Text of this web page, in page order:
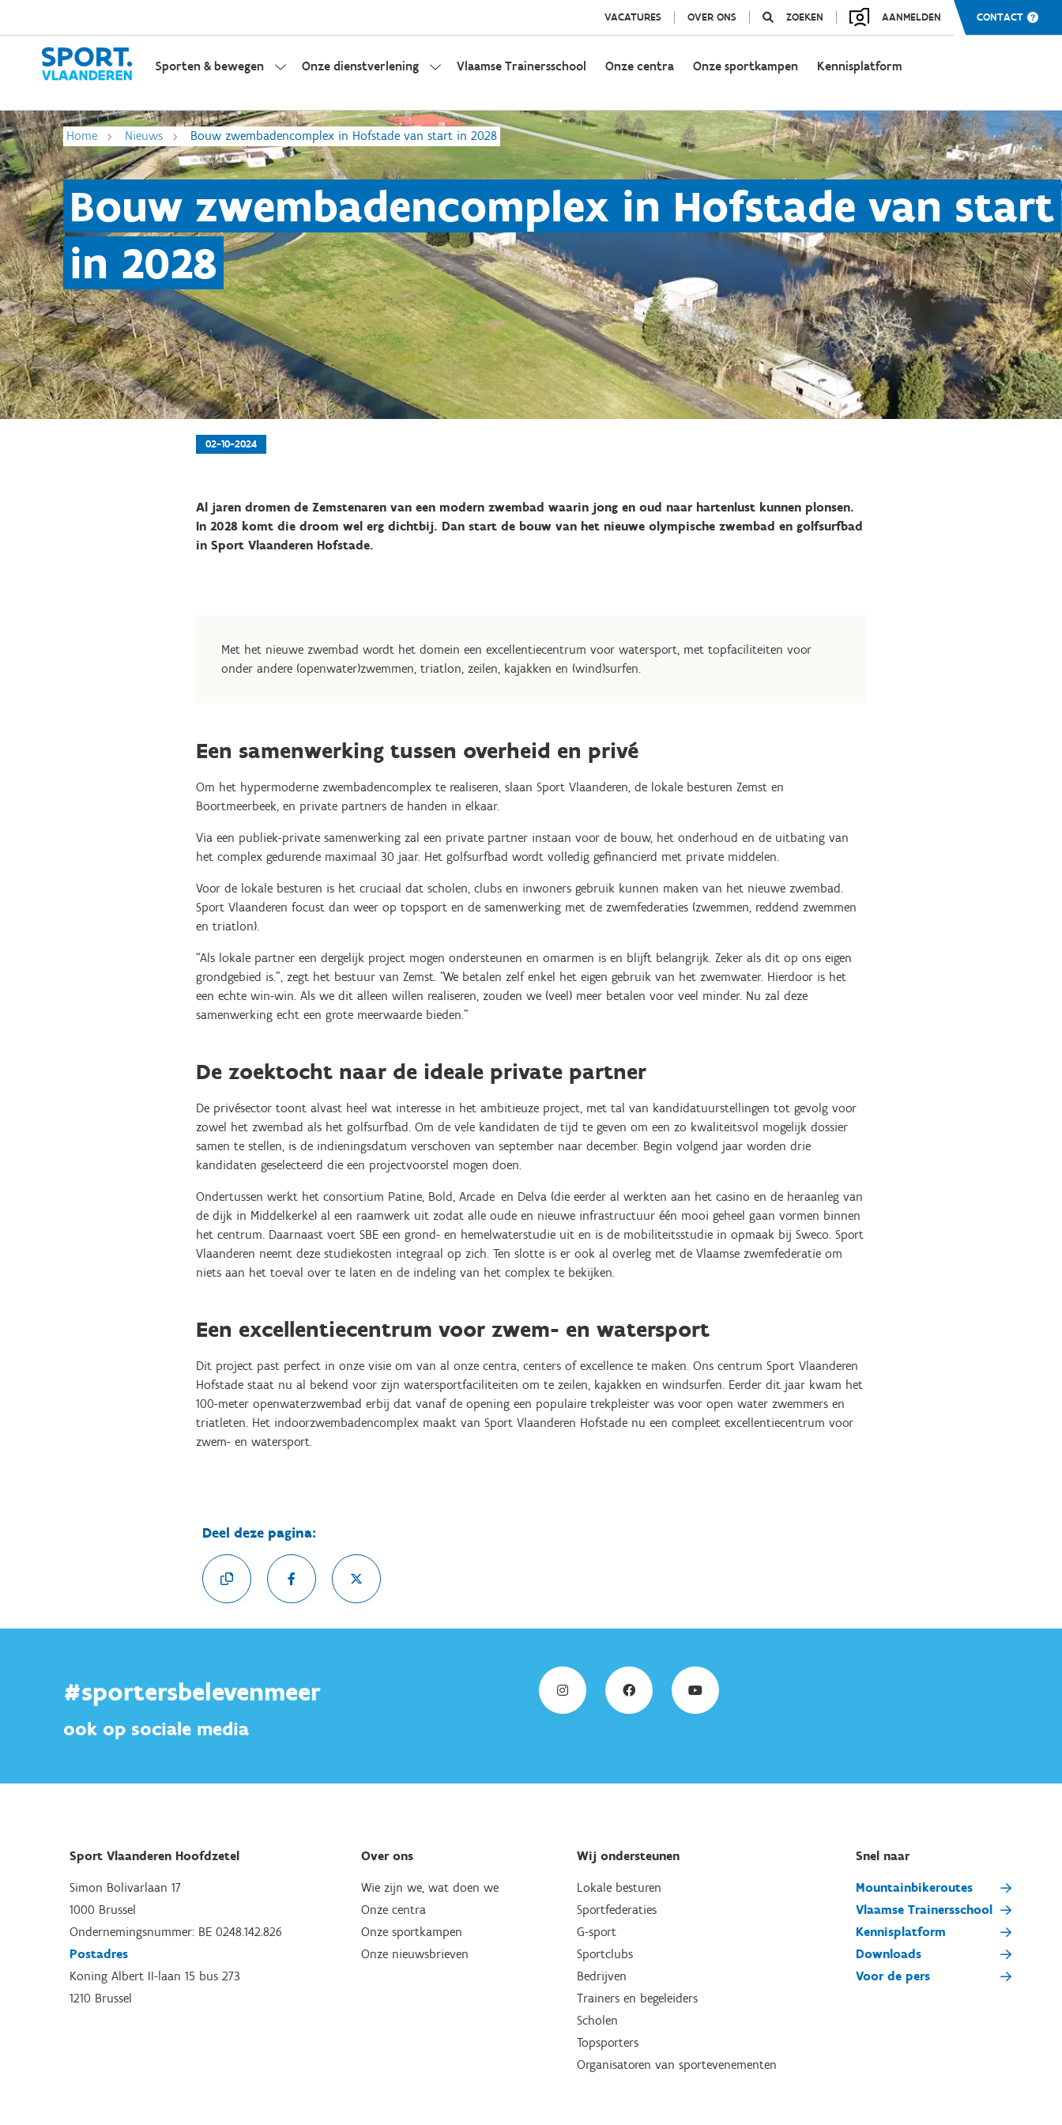
VACATURES OVER ONS ZOEKEN AANMELDEN CONTACT
Sporten & bewegen Onze dienstverlening Vlaamse Trainersschool Onze centra Onze sportkampen Kennisplatform
Home Nieuws Bouw zwembadencomplex in Hofstade van start in 2028
Bouw zwembadencomplex in Hofstade van start
in 2028
02-10-2024
Al jaren dromen de Zemstenaren van een modern zwembad waarin jong en oud naar hartenlust kunnen plonsen.
In 2028 komt die droom wel erg dichtbij. Dan start de bouw van het nieuwe olympische zwembad en golfsurfbad
in Sport Vlaanderen Hofstade.
Met het nieuwe zwembad wordt het domein een excellentiecentrum voor watersport, met topfaciliteiten voor
onder andere (openwater)zwemmen, triatlon, zeilen, kajakken en (wind)surfen.
Een samenwerking tussen overheid en privé
Om het hypermoderne zwembadencomplex te realiseren, slaan Sport Vlaanderen, de lokale besturen Zemst en
Boortmeerbeek, en private partners de handen in elkaar.
Via een publiek-private samenwerking zal een private partner instaan voor de bouw, het onderhoud en de uitbating van
het complex gedurende maximaal 30 jaar. Het golfsurfbad wordt volledig gefinancierd met private middelen.
Voor de lokale besturen is het cruciaal dat scholen, clubs en inwoners gebruik kunnen maken van het nieuwe zwembad.
Sport Vlaanderen focust dan weer op topsport en de samenwerking met de zwemfederaties (zwemmen, reddend zwemmen
en triatlon).
“Als lokale partner een dergelijk project mogen ondersteunen en omarmen is en blijft belangrijk. Zeker als dit op ons eigen
grondgebied is.", zegt het bestuur van Zemst. "We betalen zelf enkel het eigen gebruik van het zwemwater. Hierdoor is het
een echte win-win. Als we dit alleen willen realiseren, zouden we (veel) meer betalen voor veel minder. Nu zal deze
samenwerking echt een grote meerwaarde bieden."
De zoektocht naar de ideale private partner
De privésector toont alvast heel wat interesse in het ambitieuze project, met tal van kandidatuurstellingen tot gevolg voor
zowel het zwembad als het golfsurfbad. Om de vele kandidaten de tijd te geven om een zo kwaliteitsvol mogelijk dossier
samen te stellen, is de indieningsdatum verschoven van september naar december. Begin volgend jaar worden drie
kandidaten geselecteerd die een projectvoorstel mogen doen.
Ondertussen werkt het consortium Patine, Bold, Arcade en Delva (die eerder al werkten aan het casino en de heraanleg van
de dijk in Middelkerke) al een raamwerk uit zodat alle oude en nieuwe infrastructuur één mooi geheel gaan vormen binnen
het centrum. Daarnaast voert SBE een grond- en hemelwaterstudie uit en is de mobiliteitsstudie in opmaak bij Sweco. Sport
Vlaanderen neemt deze studiekosten integraal op zich. Ten slotte is er ook al overleg met de Vlaamse zwemfederatie om
niets aan het toeval over te laten en de indeling van het complex te bekijken.
Een excellentiecentrum voor zwem- en watersport
Dit project past perfect in onze visie om van al onze centra, centers of excellence te maken. Ons centrum Sport Vlaanderen
Hofstade staat nu al bekend voor zijn watersportfaciliteiten om te zeilen, kajakken en windsurfen. Eerder dit jaar kwam het
100-meter openwaterzwembad erbij dat vanaf de opening een populaire trekpleister was voor open water zwemmers en
triatleten. Het indoorzwembadencomplex maakt van Sport Vlaanderen Hofstade nu een compleet excellentiecentrum voor
zwem- en watersport.
Deel deze pagina:
#sportersbelevenmeer
ook op sociale media
Sport Vlaanderen Hoofdzetel
Simon Bolivarlaan 17
1000 Brussel
Ondernemingsnummer: BE 0248.142.826
Postadres
Koning Albert II-laan 15 bus 273
1210 Brussel
Over ons
Wie zijn we, wat doen we
Onze centra
Onze sportkampen
Onze nieuwsbrieven
Wij ondersteunen
Lokale besturen
Sportfederaties
G-sport
Sportclubs
Bedrijven
Trainers en begeleiders
Scholen
Topsporters
Organisatoren van sportevenementen
Snel naar
Mountainbikeroutes
Vlaamse Trainersschool
Kennisplatform
Downloads
Voor de pers